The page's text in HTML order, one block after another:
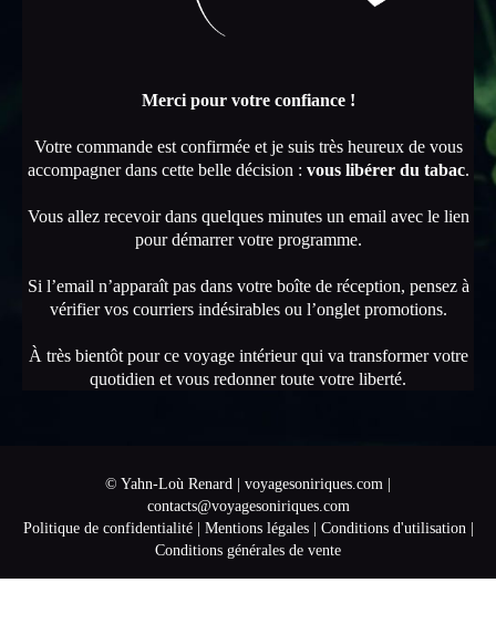
Merci pour votre confiance !
Votre commande est confirmée et je suis très heureux de vous
accompagner dans cette belle décision : vous libérer du tabac.
Vous allez recevoir dans quelques minutes un email avec le lien
pour démarrer votre programme.
Si l’email n’apparaît pas dans votre boîte de réception, pensez à
vérifier vos courriers indésirables ou l’onglet promotions.
À très bientôt pour ce voyage intérieur qui va transformer votre
quotidien et vous redonner toute votre liberté.
© Yahn-Loù Renard | voyagesoniriques.com
contacts@voyagesoniriques.com
Politique de confidentialité| Mentions légales| Conditions d'utilisation
Conditions générales de vente